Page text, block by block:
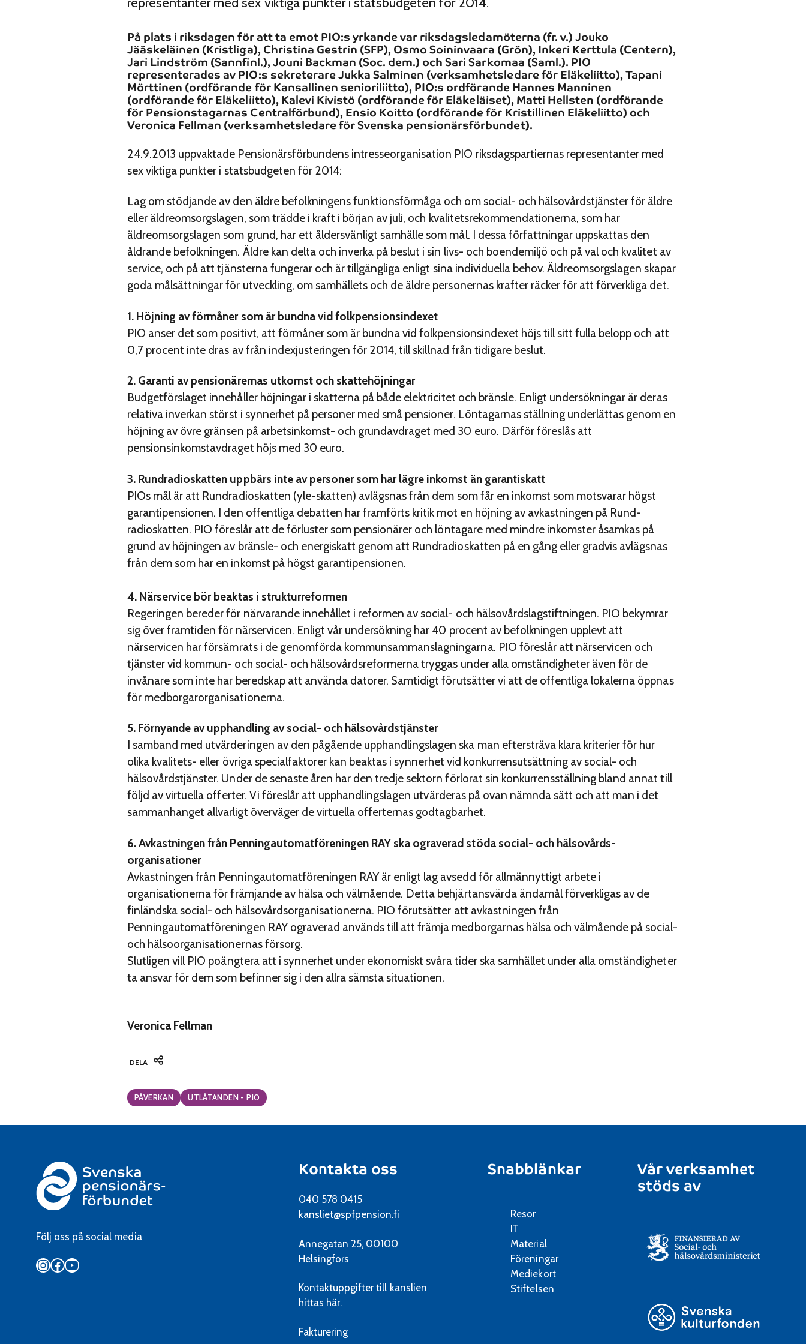
På plats i riksdagen för att ta emot PIO:s yrkande var riksdagsledamöterna (fr. v.) Jouko
Jääskeläinen (Kristliga), Christina Gestrin (SFP), Osmo Soininvaara (Grön), Inkeri Kerttula (Centern),
Jari Lindström (Sannfinl.), Jouni Backman (Soc. dem.) och Sari Sarkomaa (Saml.). PIO
representerades av PIO:s sekreterare Jukka Salminen (verksamhetsledare för Eläkeliitto), Tapani
Mörttinen (ordförande för Kansallinen senioriliitto), PIO:s ordförande Hannes Manninen
(ordförande för Eläkeliitto), Kalevi Kivistö (ordförande för Eläkeläiset), Matti Hellsten (ordförande
för Pensionstagarnas Centralförbund), Ensio Koitto (ordförande för Kristillinen Eläkeliitto) och
Veronica Fellman (verksamhetsledare för Svenska pensionärsförbundet).
24.9.2013 uppvaktade Pensionärsförbundens intresse­organisation PIO riksdagspartiernas representanter med
sex viktiga punkter i statsbudgeten för 2014:
Lag om stödjande av den äldre befolkningens funktionsförmåga och om social- och hälsovårdstjänster för äldre
eller äldreomsorgslagen, som trädde i kraft i början av juli, och kvalitetsrekommendationerna, som har
äldreomsorgslagen som grund, har ett åldersvänligt samhälle som mål. I dessa författningar uppskattas den
åldrande befolkningen. Äldre kan delta och inverka på beslut i sin livs- och boendemiljö och på val och kvalitet av
service, och på att tjänsterna fungerar och är tillgängliga enligt sina individuella behov. Äldre­omsorgslagen skapar
goda målsättningar för utveckling, om samhällets och de äldre personernas krafter räcker för att förverkliga det.
1. Höjning av förmåner som är bundna vid folkpensionsindexet
PIO anser det som positivt, att förmåner som är bundna vid folkpensionsindexet höjs till sitt fulla belopp och att
0,7 procent inte dras av från indexjusteringen för 2014, till skillnad från tidigare beslut.
2. Garanti av pensionärernas utkomst och skattehöjningar
Budgetförslaget innehåller höjningar i skatterna på både elektricitet och bränsle. Enligt undersökningar är deras
relativa inverkan störst i synnerhet på personer med små pensioner. Löntagarnas ställning underlättas genom en
höjning av övre gränsen på arbetsinkomst- och grundavdraget med 30 euro. Därför föreslås att
pensionsinkomstavdraget höjs med 30 euro.
3. Rundradioskatten uppbärs inte av personer som har lägre inkomst än garantiskatt
PIOs mål är att Rundradioskatten (yle-skatten) avlägsnas från dem som får en inkomst som motsvarar högst
garantipensionen. I den offentliga debatten har framförts kritik mot en höjning av avkastningen på Rund­
radioskatten. PIO föreslår att de förluster som pensionärer och löntagare med mindre inkomster åsamkas på
grund av höjningen av bränsle- och energiskatt genom att Rundradioskatten på en gång eller gradvis avlägsnas
från dem som har en inkomst på högst garantipensionen.
4. Närservice bör beaktas i strukturreformen
Regeringen bereder för närvarande innehållet i reformen av social- och hälsovårdslagstiftningen. PIO bekymrar
sig över framtiden för närservicen. Enligt vår undersökning har 40 procent av befolkningen upplevt att
närservicen har försämrats i de genomförda kommunsammanslagningarna. PIO före­slår att närservicen och
tjänster vid kommun- och social- och hälsovårdsreformerna tryggas under alla omständigheter även för de
invånare som inte har beredskap att använda datorer. Samtidigt förutsätter vi att de offentliga lokalerna öppnas
för medborgarorganisationerna.
5. Förnyande av upphandling av social- och hälsovårdstjänster
I samband med utvärderingen av den pågående upphandlingslagen ska man eftersträva klara kriterier för hur
olika kvalitets- eller övriga specialfaktorer kan beaktas i synnerhet vid konkurrensutsättning av social- och
hälsovårdstjänster. Under de senaste åren har den tredje sektorn förlorat sin konkurrensställning bland annat till
följd av virtuella offerter. Vi föreslår att upphandlingslagen utvärderas på ovan nämnda sätt och att man i det
sammanhanget allvarligt överväger de virtuella offerternas godtagbarhet.
6. Avkastningen från Penning­automatföreningen RAY ska ograverad stöda social- och hälsovårds­
organisationer
Avkastningen från Penningautomatföreningen RAY är enligt lag avsedd för allmännyttigt arbete i
organisationerna för främjande av hälsa och välmående. Detta behjärtansvärda ändamål förverkligas av de
finländska social- och hälsovårdsorganisationerna. PIO förutsätter att avkastningen från
Penningautomatföreningen RAY ograverad används till att främja medborgarnas hälsa och välmående på social-
och hälsoorganisationernas försorg.
Slutligen vill PIO poängtera att i synnerhet under ekonomiskt svåra tider ska samhället under alla omständigheter
ta ansvar för dem som befinner sig i den allra sämsta situationen.
Veronica Fellman
DELA
PÅVERKAN UTLÅTANDEN - PIO
Följ oss på social media
Instagram
Facebook
YouTube
Kontakta oss
040 578 0415
kansliet@spfpension.fi
Annegatan 25, 00100
Helsingfors
Kontaktuppgifter till kanslien
hittas här.
Fakturering
Snabblänkar
Resor
IT
Material
Föreningar
Mediekort
Stiftelsen
Vår verksamhet
stöds av